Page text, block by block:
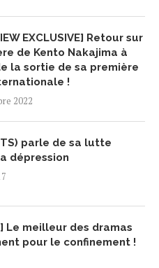
EXCLUSIVE] Retour sur
de Kento Nakajima à
la sortie de sa première
!
2022
parle de sa lutte
dépression
Le meilleur des dramas
pour le confinement !